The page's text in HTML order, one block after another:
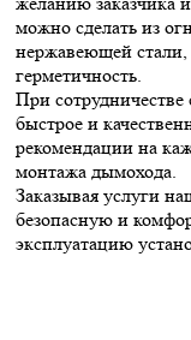
можно сделать из
нержавеющей стали,
герметичность.
При
быстрое и
рекомендации на
монтажа дымохода.
Заказывая услуги
безопасную и
эксплуатацию